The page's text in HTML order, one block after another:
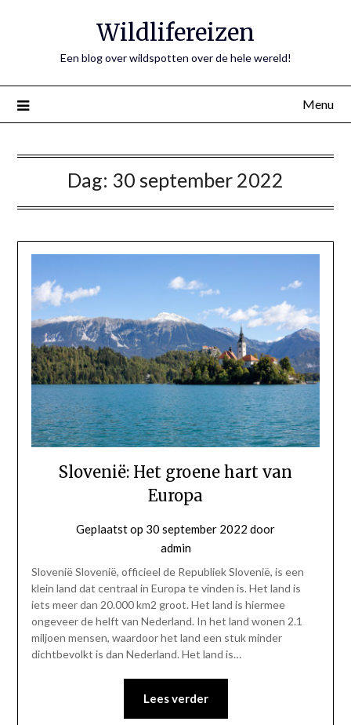
Wildlifereizen
Een blog over wildspotten over de hele wereld!
Menu
Dag: 30 september 2022
Slovenië: Het groene hart van
Europa
Geplaatst op 30 september 2022 door
admin
Slovenië Slovenië, officieel de Republiek Slovenië, is een
klein land dat centraal in Europa te vinden is. Het land is
iets meer dan 20.000 km2 groot. Het land is hiermee
ongeveer de helft van Nederland. In het land wonen 2.1
miljoen mensen, waardoor het land een stuk minder
dichtbevolkt is dan Nederland. Het land is…
Lees verder